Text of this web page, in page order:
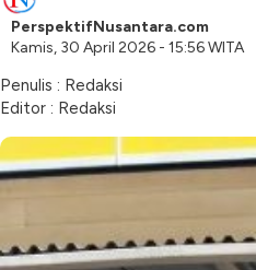
PerspektifNusantara.com
Kamis, 30 April 2026 - 15:56 WITA
Penulis : Redaksi
Editor : Redaksi